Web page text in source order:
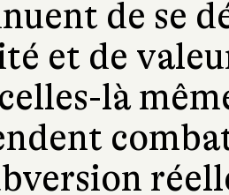
de se
et de
là